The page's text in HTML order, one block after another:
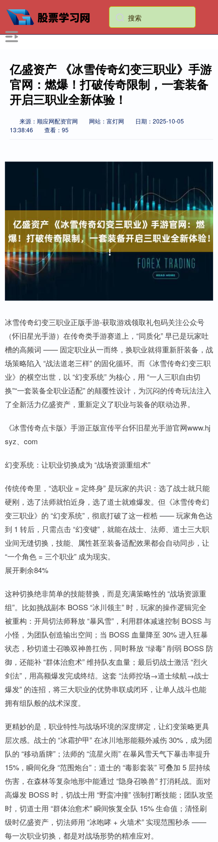
亿盛资产 《冰雪传奇幻变三职业》手游
官网：燃爆！打破传奇限制，一套装备
开启三职业全新体验！
来源：顺应网配资官网 网站：富灯网
日期：2025-10-05
13:38:46
查看：95
冰雪传奇幻变三职业正版手游-获取游戏领取礼包码关注公众号
（怀旧星光手游）在传奇类手游赛道上，“同质化” 早已是玩家吐
槽的高频词 —— 固定职业从一而终，换职业就得重新肝装备，战
场策略陷入 “战法道老三样” 的固化循环。而《冰雪传奇幻变三职
业》的横空出世，以 “幻变系统” 为核心，用 “一人三职自由切
换”“一套装备全职业适配” 的颠覆性设计，为沉闷的传奇玩法注入
了全新活力亿盛资产，重新定义了职业与装备的联动边界。
《冰雪传奇点卡版》手游正版宣传平台怀旧星光手游官网www.hj
syz、com
幻变系统：让职业切换成为 “战场资源重组术”
传统传奇里，“选职业 = 定终身” 是玩家的共识：选了战士就只能
硬刚，选了法师就怕近身，选了道士就难爆发。但《冰雪传奇幻
变三职业》的 “幻变系统”，彻底打破了这一桎梏 —— 玩家角色达
到 1 转后，只需点击 “幻变键”，就能在战士、法师、道士三大职
业间无缝切换，技能、属性甚至装备适配效果都会自动同步，让
“一个角色 = 三个职业” 成为现实。
展开剩余84%
这种切换绝非简单的技能替换，而是充满策略性的 “战场资源重
组”。比如挑战副本 BOSS “冰川领主” 时，玩家的操作逻辑完全
被重构：开局切法师释放 “暴风雪”，利用群体减速控制 BOSS 与
小怪，为团队创造输出空间；当 BOSS 血量降至 30% 进入狂暴
状态，秒切道士召唤双神兽扛伤，同时释放 “绿毒” 削弱 BOSS 防
御，还能补 “群体治愈术” 维持队友血量；最后切战士激活 “烈火
剑法”，用高额爆发完成终结。这套 “法师控场→道士续航→战士
爆发” 的连招，将三大职业的优势串联成闭环，让单人战斗也能
拥有组队般的战术深度。
更精妙的是，职业特性与战场环境的深度绑定，让幻变策略更具
层次感。战士的 “冰霜护甲” 在冰川地形能额外减伤 30%，成为团
队的 “移动盾牌”；法师的 “流星火雨” 在暴风雪天气下暴击率提升
15%，瞬间化身 “范围炮台”；道士的 “毒影套装” 可叠加 5 层持续
伤害，在森林等复杂地形中能通过 “隐身召唤兽” 打消耗战。面对
高爆发 BOSS 时，切战士用 “野蛮冲撞” 强制打断技能；团队攻坚
时，切道士用 “群体治愈术” 瞬间恢复全队 15% 生命值；清怪刷
级时亿盛资产，切法师用 “冰咆哮 + 火墙术” 实现范围秒杀 ——
每一次职业切换，都是对战场形势的精准应对。